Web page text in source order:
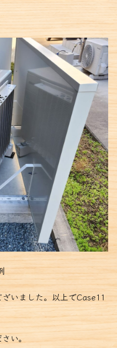
いました。以上でCase11
い。